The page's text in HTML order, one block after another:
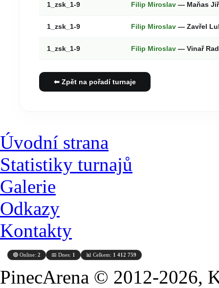
1_zsk_1-9 Filip Miroslav — Maňas
1_zsk_1-9 Filip Miroslav — Zavřel
1_zsk_1-9 Filip Miroslav — Vinař
⬅ Zpět na pořadí turnaje
Úvodní strana
Statistiky turnajů
Galerie
Odkazy
Kontakty
🟢 Online: 2 📅 Dnes: 1 📊 Celkem: 1 412 759
PinecArena © 2012-2026,